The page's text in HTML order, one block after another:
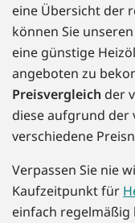
eine Übersicht der
können Sie unseren
eine günstige
angeboten zu
Preisvergleich der
diese aufgrund der
verschiedene
Verpassen Sie nie
Kaufzeitpunkt für
einfach regelmäßig